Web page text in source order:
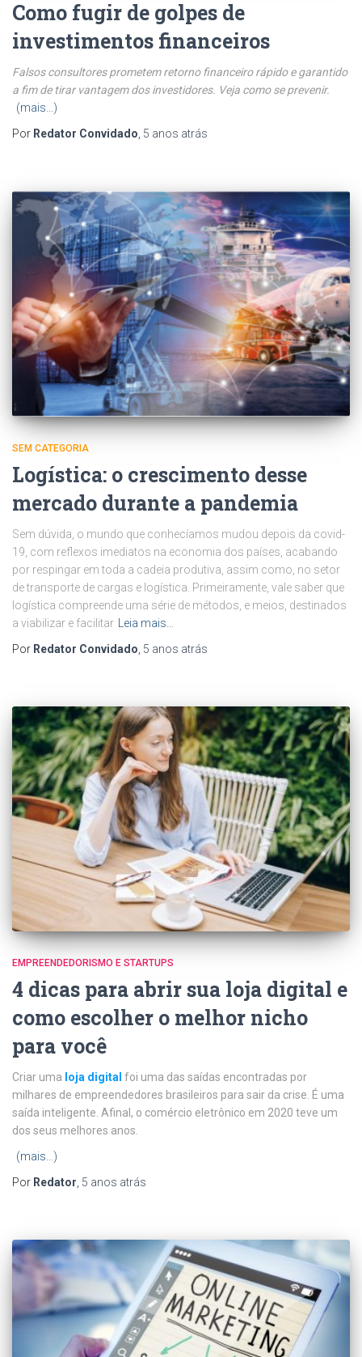
Como fugir de golpes de
investimentos financeiros
Falsos consultores prometem retorno financeiro rápido e garantido
a fim de tirar vantagem dos investidores. Veja como se prevenir.
(mais…)
Por Redator Convidado 5 anos atrás
SEM CATEGORIA
Logística: o crescimento desse
mercado durante a pandemia
Sem dúvida, o mundo que conhecíamos mudou depois da covid-
19, com reflexos imediatos na economia dos países, acabando
por respingar em toda a cadeia produtiva, assim como, no setor
de transporte de cargas e logística. Primeiramente, vale saber que
logística compreende uma série de métodos, e meios, destinados
a viabilizar e facilitar
Leia mais…
Por Redator Convidado 5 anos atrás
EMPREENDEDORISMO E STARTUPS
4 dicas para abrir sua loja digital e
como escolher o melhor nicho
para você
Criar uma loja digital foi uma das saídas encontradas por
milhares de empreendedores brasileiros para sair da crise. É uma
saída inteligente. Afinal, o comércio eletrônico em 2020 teve um
dos seus melhores anos.
(mais…)
Por Redator, 5 anos atrás